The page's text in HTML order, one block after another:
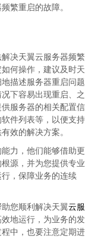
繁重启的故障。
决天翼云服务器频繁
何操作，建议及时天
描述服务器重启问题
下容易出现重启、之
服务器的相关配置信
件列表等，以便支持
效的解决方案。
力，他们能够借助更
源，并为您提供专业
，保障业务的连续
您顺利解决天翼云服
地运行，为业务的发
中，也要注意定期进